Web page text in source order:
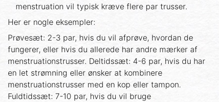
menstruation vil typisk kræve flere par trusser.
Her er nogle eksempler:
Prøvesæt: 2-3 par, hvis du vil afprøve, hvordan de
fungerer, eller hvis du allerede har andre mærker af
menstruationstrusser. Deltidssæt: 4-6 par, hvis du har
en let strømning eller ønsker at kombinere
menstruationstrusser med en kop eller tampon.
Fuldtidssæt: 7-10 par, hvis du vil bruge